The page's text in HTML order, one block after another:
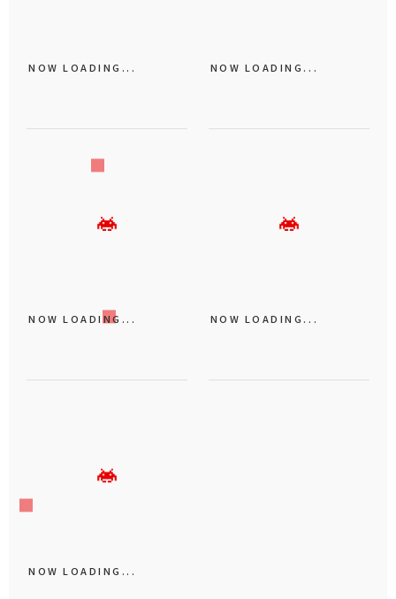
NOW LOADING... NOW LOADING...
NOW LOADING... NOW LOADING...
NOW LOADING...